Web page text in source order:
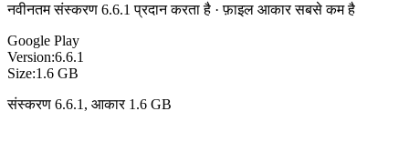
नवीनतम संस्करण 6.6.1 प्रदान करता है · फ़ाइल आकार सबसे कम है
Google Play
Version:6.6.1
Size:1.6 GB
संस्करण 6.6.1, आकार 1.6 GB